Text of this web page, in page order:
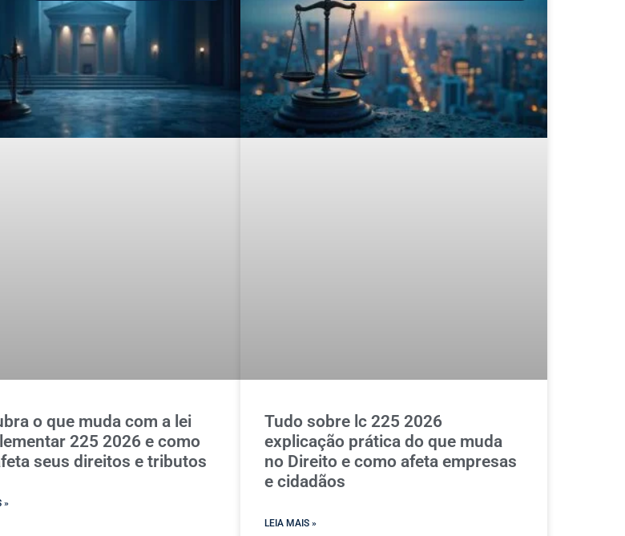
o que muda com a lei
225 2026 e como
seus direitos e tributos
»
Tudo sobre lc 225 2026
explicação prática do que muda
no Direito e como afeta empresas
e cidadãos
LEIA MAIS »